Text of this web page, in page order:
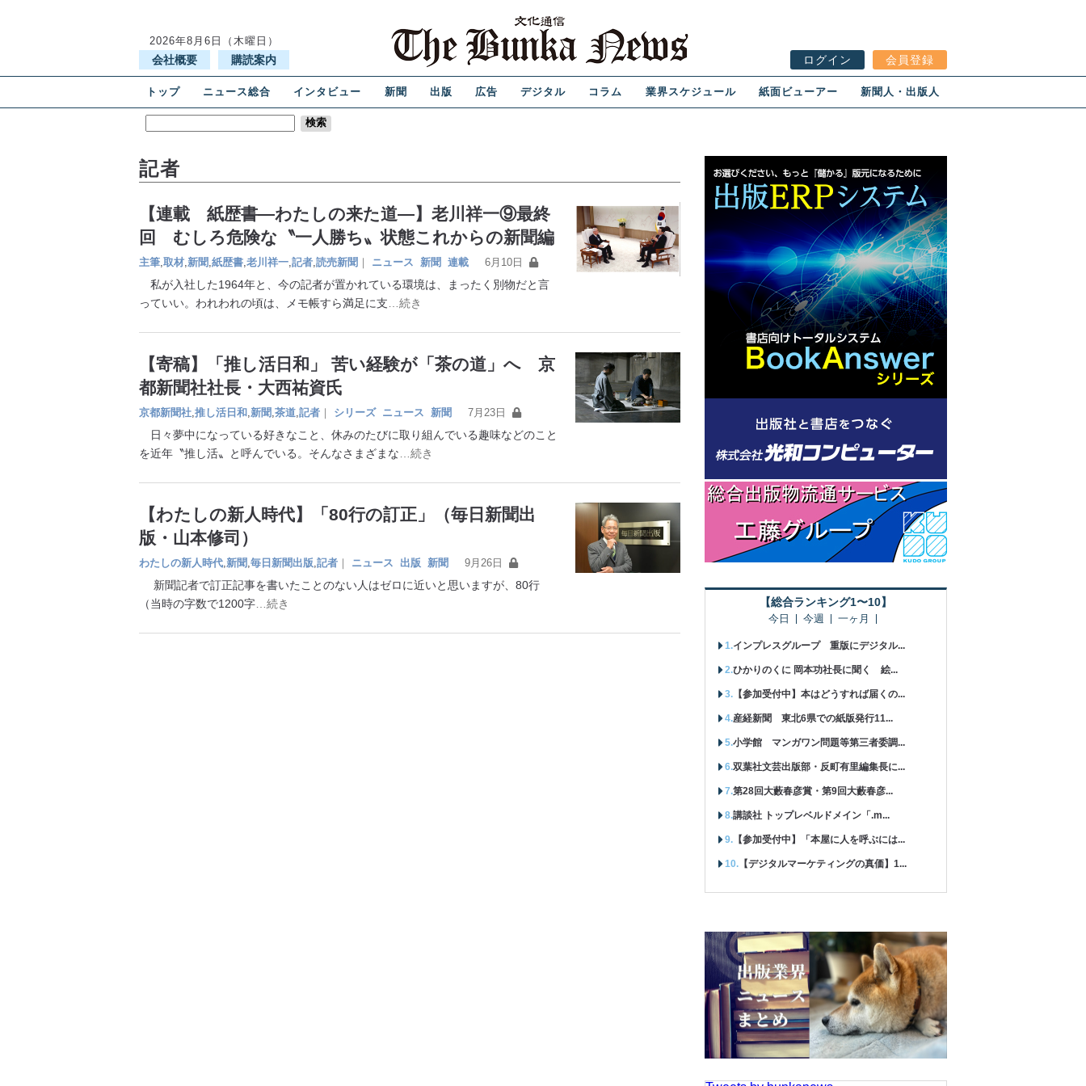
2026年8月6日（木曜日）
会社概要 購読案内 ログイン 会員登録
トップ ニュース総合 インタビュー 新聞 出版 広告 デジタル コラム 業界スケジュール 紙面ビューアー 新聞人・出版人
記者
【連載 紙歴書―わたしの来た道―】老川祥一⑨最終
回 むしろ危険な〝一人勝ち〟状態これからの新聞編
主筆,取材,新聞,紙歴書,老川祥一,記者,読売新聞 ｜ ニュース 新聞 連載 6月10日
私が入社した1964年と、今の記者が置かれている環境は、まったく別物だと言
っていい。われわれの頃は、メモ帳すら満足に支 …続き
【寄稿】「推し活日和」 苦い経験が「茶の道」へ 京
都新聞社社長・大西祐資氏
京都新聞社,推し活日和,新聞,茶道,記者 ｜ シリーズ ニュース 新聞 7月23日
日々夢中になっている好きなこと、休みのたびに取り組んでいる趣味などのこと
を近年〝推し活〟と呼んでいる。そんなさまざまな …続き
【わたしの新人時代】「80行の訂正」（毎日新聞出
版・山本修司）
わたしの新人時代,新聞,毎日新聞出版,記者 ｜ ニュース 出版 新聞 9月26日
新聞記者で訂正記事を書いたことのない人はゼロに近いと思いますが、80行
（当時の字数で1200字 …続き 【総合ランキング1〜10】
今日 今週 一ヶ月
インプレスグループ 重版にデジタル...
ひかりのくに 岡本功社長に聞く 絵...
【参加受付中】本はどうすれば届くの...
産経新聞 東北6県での紙版発行11...
小学館 マンガワン問題等第三者委調...
双葉社文芸出版部・反町有里編集長に...
第28回大藪春彦賞・第9回大藪春彦...
講談社 トップレベルドメイン「.m...
【参加受付中】「本屋に人を呼ぶには...
【デジタルマーケティングの真価】1...